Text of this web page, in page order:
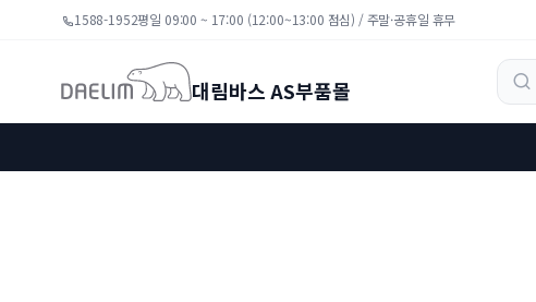
1588-1952평일 09:00 ~ 17:00 (12:00~13:00 점심) / 주말·공휴일 휴무
대림바스 AS부품몰